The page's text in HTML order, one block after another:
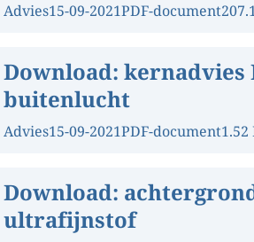
Advies15-09-2021PDF-document
Download: kernadvies
buitenlucht
Advies15-09-2021PDF-document1.52
Download:
ultrafijnstof